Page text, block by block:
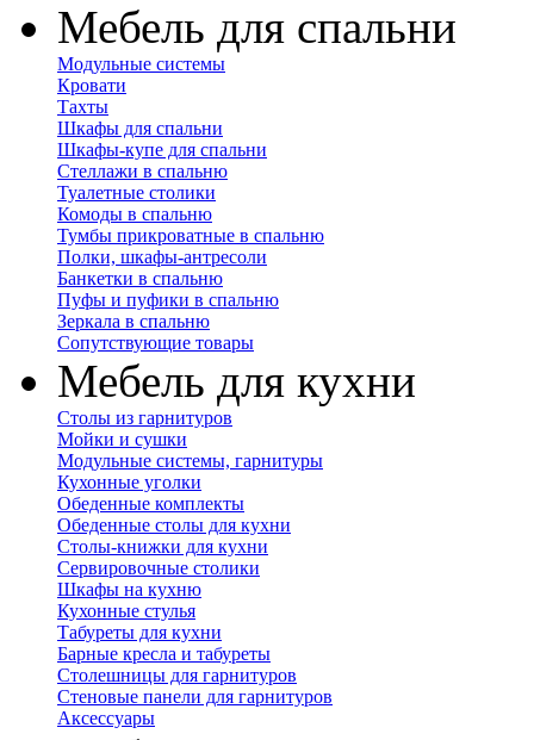
Мебель для спальни
Модульные системы
Кровати
Тахты
Шкафы для спальни
Шкафы-купе для спальни
Стеллажи в спальню
Туалетные столики
Комоды в спальню
Тумбы прикроватные в спальню
Полки, шкафы-антресоли
Банкетки в спальню
Пуфы и пуфики в спальню
Зеркала в спальню
Сопутствующие товары
Мебель для кухни
Столы из гарнитуров
Мойки и сушки
Модульные системы, гарнитуры
Кухонные уголки
Обеденные комплекты
Обеденные столы для кухни
Столы-книжки для кухни
Сервировочные столики
Шкафы на кухню
Кухонные стулья
Табуреты для кухни
Барные кресла и табуреты
Столешницы для гарнитуров
Стеновые панели для гарнитуров
Аксессуары